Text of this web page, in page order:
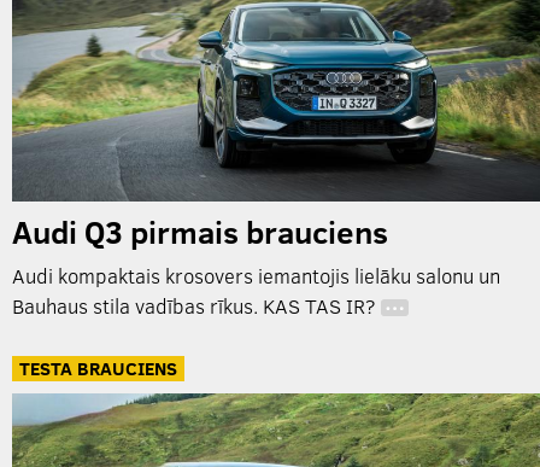
Audi Q3 pirmais brauciens
Audi kompaktais krosovers iemantojis lielāku salonu un
Bauhaus stila vadības rīkus. KAS TAS IR? …
TESTA BRAUCIENS